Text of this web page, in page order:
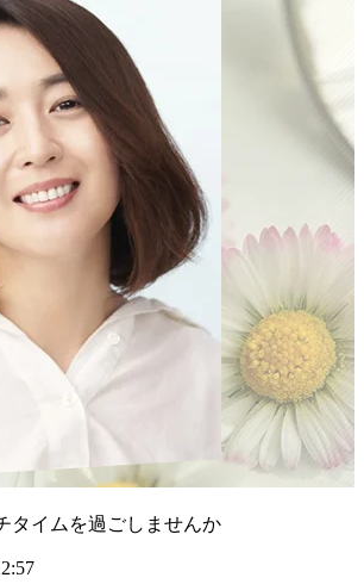
タイムを過ごしませんか